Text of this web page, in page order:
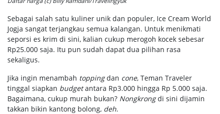
Sebagai salah satu kuliner unik dan populer, Ice Cream World
Jogja sangat terjangkau semua kalangan. Untuk menikmati
seporsi es krim di sini, kalian cukup merogoh kocek sebesar
Rp25.000 saja. Itu pun sudah dapat dua pilihan rasa
sekaligus.
Jika ingin menambah toppingdan cone, Teman Traveler
tinggal siapkan budgetantara Rp3.000 hingga Rp 5.000 saja.
Bagaimana, cukup murah bukan? Nongkrongdi sini dijamin
takkan bikin kantong bolong, deh.